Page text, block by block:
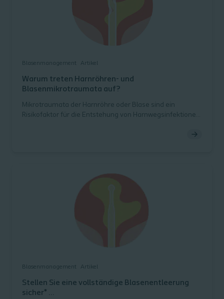
Blasenmanagement Artikel
Warum treten Harnröhren- und
Blasenmikrotraumata auf?
Mikrotraumata der Harnröhre oder Blase sind ein
Risikofaktor für die Entstehung von Harnwegsinfektionen
der Ursachen für Mikrotraumata, also für Schäden an den
Blasenmanagement Artikel
Stellen Sie eine vollständige Blasenentleerung
sicher*